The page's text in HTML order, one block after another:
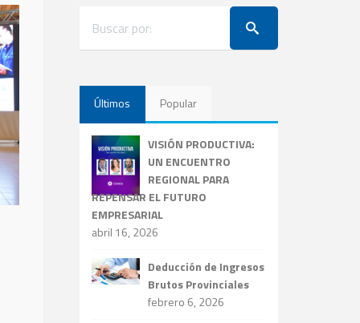
Últimos Popular
VISIÓN PRODUCTIVA:
UN ENCUENTRO
REGIONAL PARA
REPENSAR EL FUTURO
EMPRESARIAL
abril 16, 2026
Deducción de Ingresos
Brutos Provinciales
febrero 6, 2026